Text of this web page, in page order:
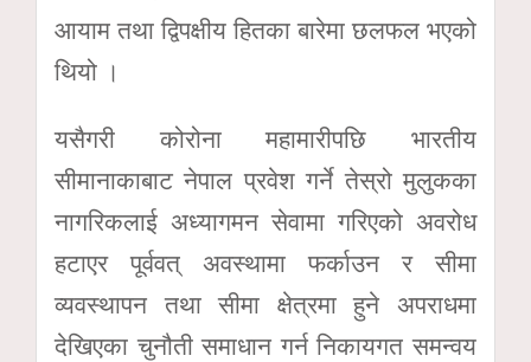
आयाम तथा द्विपक्षीय हितका बारेमा छलफल भएको
थियो ।
यसैगरी कोरोना महामारीपछि भारतीय
सीमानाकाबाट नेपाल प्रवेश गर्ने तेस्रो मुलुकका
नागरिकलाई अध्यागमन सेवामा गरिएको अवरोध
हटाएर पूर्ववत् अवस्थामा फर्काउन र सीमा
व्यवस्थापन तथा सीमा क्षेत्रमा हुने अपराधमा
देखिएका चुनौती समाधान गर्न निकायगत समन्वय